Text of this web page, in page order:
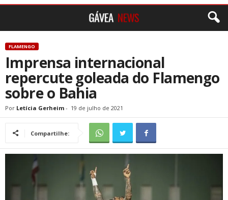
FLAMENGO
Imprensa internacional
repercute goleada do Flamengo
sobre o Bahia
Por Letícia Gerheim - 19 de julho de 2021
Compartilhe: